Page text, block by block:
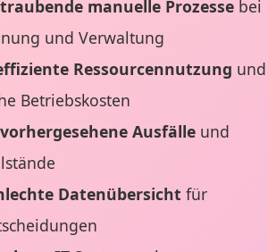
manuelle Prozessebei
und Verwaltung
Ressourcennutzung und
Betriebskosten
Ausfälleund
Datenübersicht für